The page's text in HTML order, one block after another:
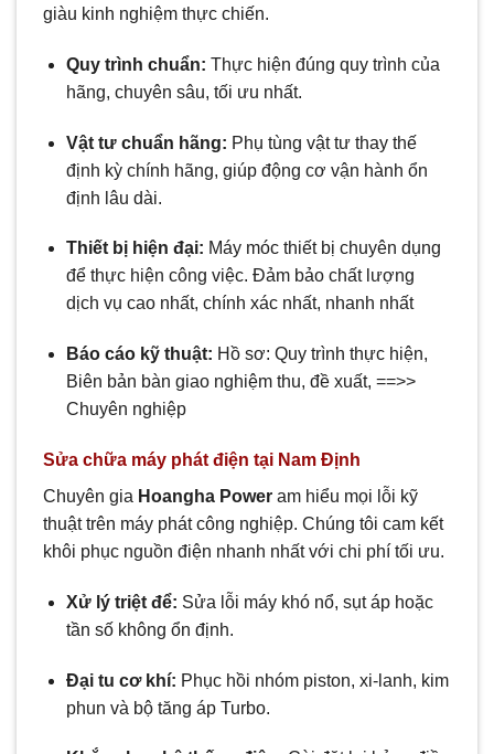
giàu kinh nghiệm thực chiến.
Quy trình chuẩn: Thực hiện đúng quy trình của
hãng, chuyên sâu, tối ưu nhất.
Vật tư chuẩn hãng: Phụ tùng vật tư thay thế
định kỳ chính hãng, giúp động cơ vận hành ổn
định lâu dài.
Thiết bị hiện đại: Máy móc thiết bị chuyên dụng
để thực hiện công việc. Đảm bảo chất lượng
dịch vụ cao nhất, chính xác nhất, nhanh nhất
Báo cáo kỹ thuật: Hồ sơ: Quy trình thực hiện,
Biên bản bàn giao nghiệm thu, đề xuất, ==>>
Chuyên nghiệp
Sửa chữa máy phát điện tại Nam Định
Chuyên gia Hoangha Power am hiểu mọi lỗi kỹ
thuật trên máy phát công nghiệp. Chúng tôi cam kết
khôi phục nguồn điện nhanh nhất với chi phí tối ưu.
Xử lý triệt để: Sửa lỗi máy khó nổ, sụt áp hoặc
tần số không ổn định.
Đại tu cơ khí: Phục hồi nhóm piston, xi-lanh, kim
phun và bộ tăng áp Turbo.